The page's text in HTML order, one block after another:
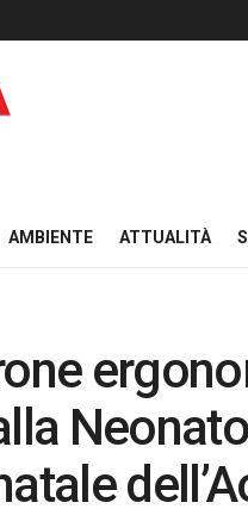
AMBIENTE ATTUALITÀ